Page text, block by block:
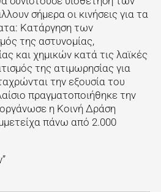
σήμερα οι κινήσεις για τα
Κατάργηση των
της αστυνομίας,
και χημικών κατά τις λαϊκές
της ατιμωρησίας για
την εξουσία του
πραγματοποιήθηκε την
η Κοινή Δράση
πάνω από 2.000